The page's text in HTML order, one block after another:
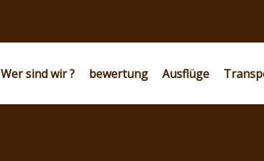
Wer sind wir ? bewertung Ausflüge